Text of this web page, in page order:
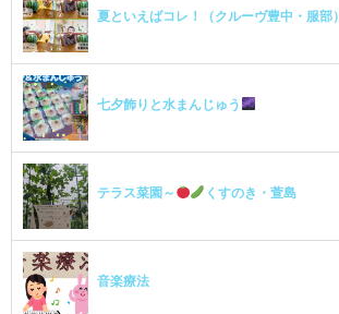
夏といえばコレ！（クルーヴ豊中・服部）
七夕飾りと水まんじゅう
テラス菜園～ くすのき・萱島
音楽療法